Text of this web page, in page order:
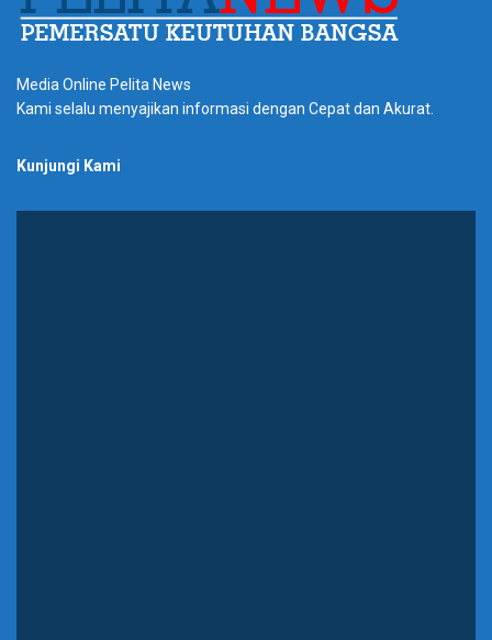
Media Online Pelita News
Kami selalu menyajikan informasi dengan Cepat dan Akurat.
Kunjungi Kami